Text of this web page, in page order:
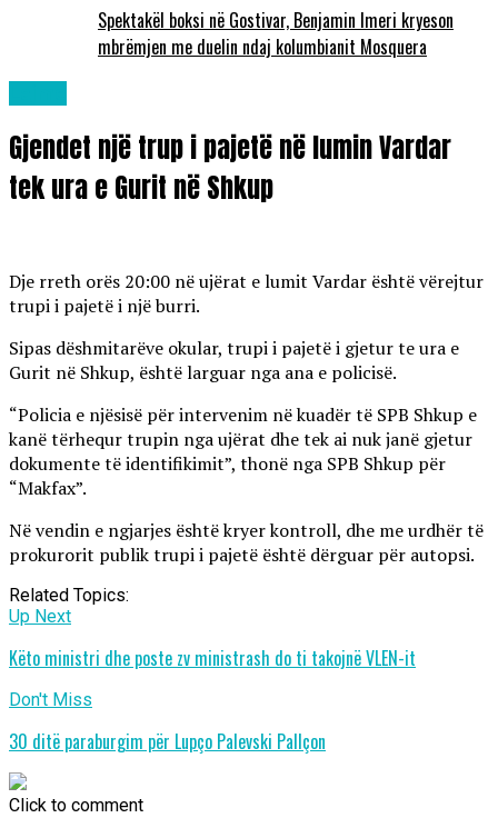
Spektakël boksi në Gostivar, Benjamin Imeri kryeson
mbrëmjen me duelin ndaj kolumbianit Mosquera
Gjendet një trup i pajetë në lumin Vardar
tek ura e Gurit në Shkup
Dje rreth orës 20:00 në ujërat e lumit Vardar është vërejtur
trupi i pajetë i një burri.
Sipas dëshmitarëve okular, trupi i pajetë i gjetur te ura e
Gurit në Shkup, është larguar nga ana e policisë.
“Policia e njësisë për intervenim në kuadër të SPB Shkup e
kanë tërhequr trupin nga ujërat dhe tek ai nuk janë gjetur
dokumente të identifikimit”, thonë nga SPB Shkup për
“Makfax”.
Në vendin e ngjarjes është kryer kontroll, dhe me urdhër të
prokurorit publik trupi i pajetë është dërguar për autopsi.
Related Topics:
Up Next
Këto ministri dhe poste zv ministrash do ti takojnë VLEN-it
Don't Miss
30 ditë paraburgim për Lupço Palevski Pallçon
Click to comment